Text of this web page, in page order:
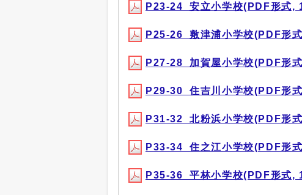
P23-24_安立小学校(PDF形式,
P25-26_敷津浦小学校(PDF形
P27-28_加賀屋小学校(PDF形
P29-30_住吉川小学校(PDF形
P31-32_北粉浜小学校(PDF形
P33-34_住之江小学校(PDF形
P35-36_平林小学校(PDF形式,